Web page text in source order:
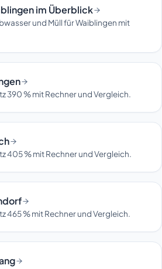
im Überblick
und Müll für Waiblingen mit
390 % mit Rechner und Vergleich.
405 % mit Rechner und Vergleich.
465 % mit Rechner und Vergleich.